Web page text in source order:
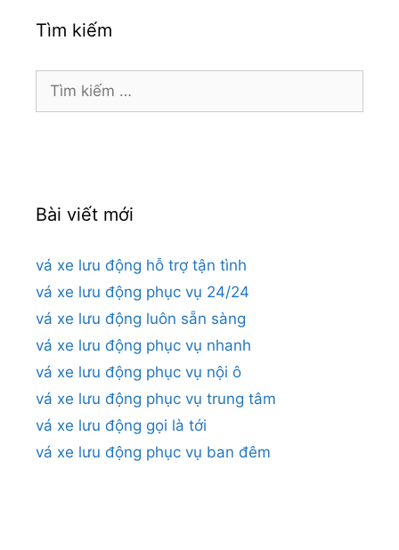
Tìm kiếm
Tìm
Bài viết mới
vá xe lưu động hỗ trợ tận tình
vá xe lưu động phục vụ 24/24
vá xe lưu động luôn sẵn sàng
vá xe lưu động phục vụ nhanh
vá xe lưu động phục vụ nội ô
vá xe lưu động phục vụ trung tâm
vá xe lưu động gọi là tới
vá xe lưu động phục vụ ban đêm